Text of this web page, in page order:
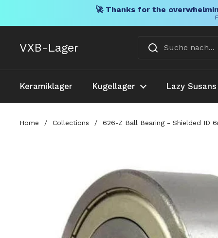
🚀 Thanks for the
VXB-Lager
Keramiklager Kugellager Lazy Susans
Home / Collections / 626-Z Ball Bearing - Shielded ID